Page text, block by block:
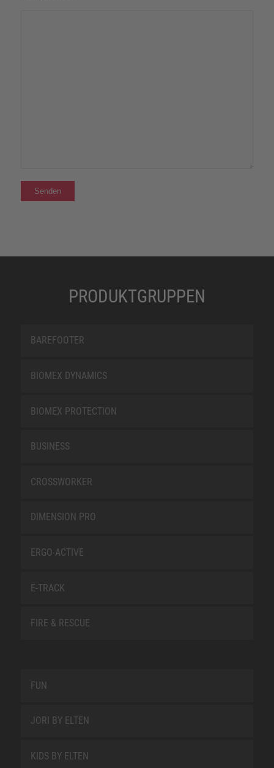
PRODUKTGRUPPEN
BAREFOOTER
BIOMEX DYNAMICS
BIOMEX PROTECTION
BUSINESS
CROSSWORKER
DIMENSION PRO
ERGO-ACTIVE
E-TRACK
FIRE & RESCUE
FUN
JORI BY ELTEN
KIDS BY ELTEN